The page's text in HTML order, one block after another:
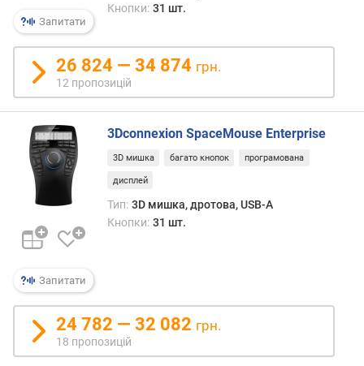
п
п
з
и
ц
і
й
в
е
с
і
B
Запитати
Кнопки: 31 шт.
26 824 — 34 874 грн.
12 пропозицій
Запитати
3Dconnexion SpaceMouse Enterprise
3D мишка багато кнопок програмована
дисплей
Тип: 3D мишка, дротова, USB-A
Кнопки: 31 шт.
24 782 — 32 082 грн.
18 пропозицій